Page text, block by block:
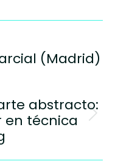
(Madrid)
abstracto:
en técnica